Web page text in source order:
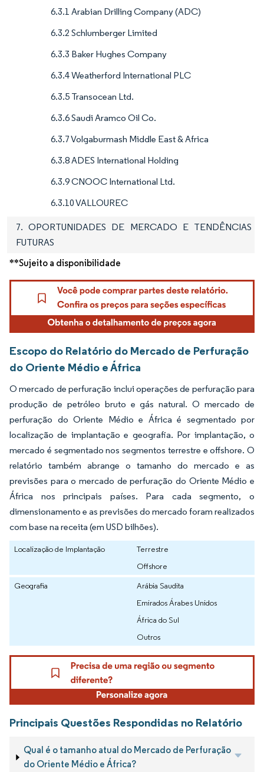
6.3.1 Arabian Drilling Company (ADC)
6.3.2 Schlumberger Limited
6.3.3 Baker Hughes Company
6.3.4 Weatherford International PLC
6.3.5 Transocean Ltd.
6.3.6 Saudi Aramco Oil Co.
6.3.7 Volgaburmash Middle East & Africa
6.3.8 ADES International Holding
6.3.9 CNOOC International Ltd.
6.3.10 VALLOUREC
7. OPORTUNIDADES DE MERCADO E TENDÊNCIAS
FUTURAS
**Sujeito a disponibilidade
Escopo do Relatório do Mercado de Perfuração
do Oriente Médio e África
O mercado de perfuração inclui operações de perfuração para
produção de petróleo bruto e gás natural. O mercado de
perfuração do Oriente Médio e África é segmentado por
localização de implantação e geografia. Por implantação, o
mercado é segmentado nos segmentos terrestre e offshore. O
relatório também abrange o tamanho do mercado e as
previsões para o mercado de perfuração do Oriente Médio e
África nos principais países. Para cada segmento, o
dimensionamento e as previsões do mercado foram realizados
com base na receita (em USD bilhões).
Localização de Implantação
Terrestre
Offshore
Geografia
Arábia Saudita
Emirados Árabes Unidos
África do Sul
Outros
Principais Questões Respondidas no Relatório
Qual é o tamanho atual do Mercado de Perfuração
do Oriente Médio e África?